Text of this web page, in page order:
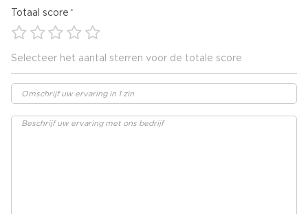
Totaal score
Selecteer het aantal sterren voor de totale score